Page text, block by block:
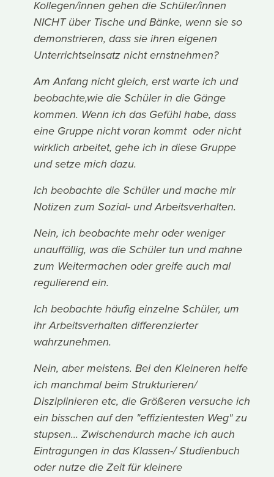
Kollegen/innen gehen die Schüler/innen
NICHT über Tische und Bänke, wenn sie so
demonstrieren, dass sie ihren eigenen
Unterrichtseinsatz nicht ernstnehmen?
Am Anfang nicht gleich, erst warte ich und
beobachte,wie die Schüler in die Gänge
kommen. Wenn ich das Gefühl habe, dass
eine Gruppe nicht voran kommt oder nicht
wirklich arbeitet, gehe ich in diese Gruppe
und setze mich dazu.
Ich beobachte die Schüler und mache mir
Notizen zum Sozial- und Arbeitsverhalten.
Nein, ich beobachte mehr oder weniger
unauffällig, was die Schüler tun und mahne
zum Weitermachen oder greife auch mal
regulierend ein.
Ich beobachte häufig einzelne Schüler, um
ihr Arbeitsverhalten differenzierter
wahrzunehmen.
Nein, aber meistens. Bei den Kleineren helfe
ich manchmal beim Strukturieren/
Disziplinieren etc, die Größeren versuche ich
ein bisschen auf den "effizientesten Weg" zu
stupsen... Zwischendurch mache ich auch
Eintragungen in das Klassen-/ Studienbuch
oder nutze die Zeit für kleinere